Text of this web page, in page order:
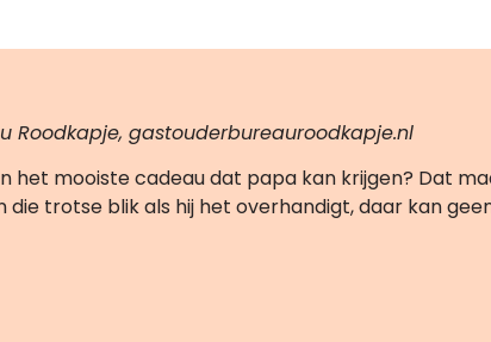
Roodkapje, gastouderbureauroodkapje.nl
het mooiste cadeau dat papa kan krijgen? Dat
trotse blik als hij het overhandigt, daar kan